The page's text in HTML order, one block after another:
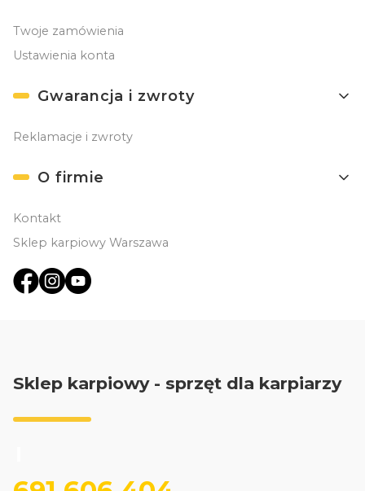
Twoje zamówienia
Ustawienia konta
Gwarancja i zwroty
Reklamacje i zwroty
O firmie
Kontakt
Sklep karpiowy Warszawa
Sklep karpiowy - sprzęt dla karpiarzy